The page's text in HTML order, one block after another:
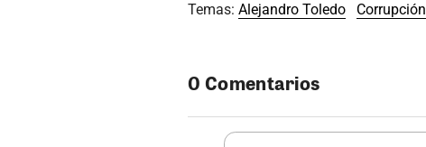
Temas: Alejandro Toledo Corrupción
0 Comentarios